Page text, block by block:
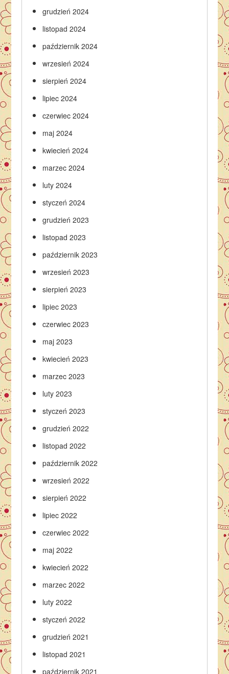
grudzień 2024
listopad 2024
październik 2024
wrzesień 2024
sierpień 2024
lipiec 2024
czerwiec 2024
maj 2024
kwiecień 2024
marzec 2024
luty 2024
styczeń 2024
grudzień 2023
listopad 2023
październik 2023
wrzesień 2023
sierpień 2023
lipiec 2023
czerwiec 2023
maj 2023
kwiecień 2023
marzec 2023
luty 2023
styczeń 2023
grudzień 2022
listopad 2022
październik 2022
wrzesień 2022
sierpień 2022
lipiec 2022
czerwiec 2022
maj 2022
kwiecień 2022
marzec 2022
luty 2022
styczeń 2022
grudzień 2021
listopad 2021
październik 2021